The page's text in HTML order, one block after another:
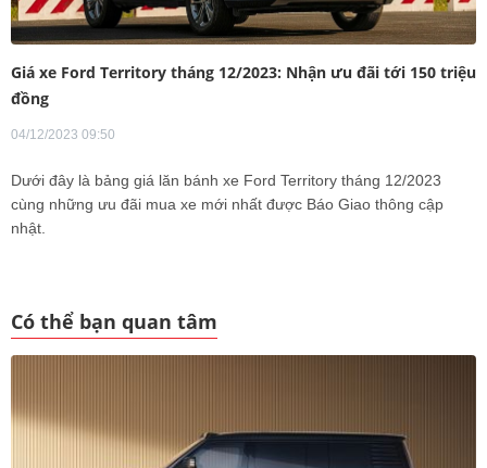
Giá xe Ford Territory tháng 12/2023: Nhận ưu đãi tới 150 triệu
đồng
04/12/2023 09:50
Dưới đây là bảng giá lăn bánh xe Ford Territory tháng 12/2023
cùng những ưu đãi mua xe mới nhất được Báo Giao thông cập
nhật.
Có thể bạn quan tâm